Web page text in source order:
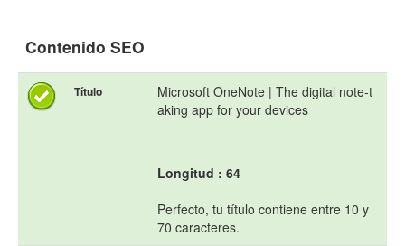
Contenido SEO
Título
Microsoft OneNote | The digital note-t
aking app for your devices
Longitud : 64
Perfecto, tu título contiene entre 10 y
70 caracteres.